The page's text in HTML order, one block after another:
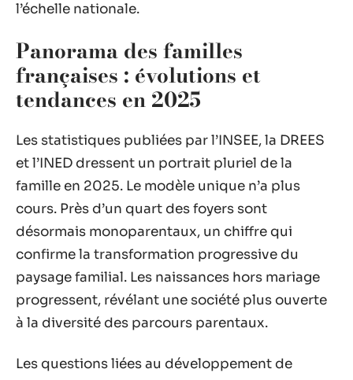
l’échelle nationale.
Panorama des familles
françaises : évolutions et
tendances en 2025
Les statistiques publiées par l’INSEE, la DREES
et l’INED dressent un portrait pluriel de la
famille en 2025. Le modèle unique n’a plus
cours. Près d’un quart des foyers sont
désormais monoparentaux, un chiffre qui
confirme la transformation progressive du
paysage familial. Les naissances hors mariage
progressent, révélant une société plus ouverte
à la diversité des parcours parentaux.
Les questions liées au développement de